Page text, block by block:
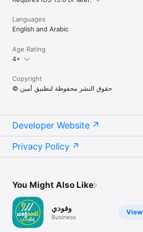
Languages
English and Arabic
Age Rating
4+
Copyright
© حقوق النشر محفوظة لتطبيق أمين
Developer Website
Privacy Policy
You Might Also Like
View وفودي
Business